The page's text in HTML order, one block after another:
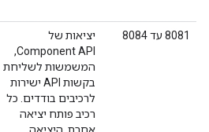
8081 עד 8084
יציאות של
Component API,
המשמשות לשליחת
בקשות API ישירות
לרכיבים בודדים. כל
רכיב פותח יציאה